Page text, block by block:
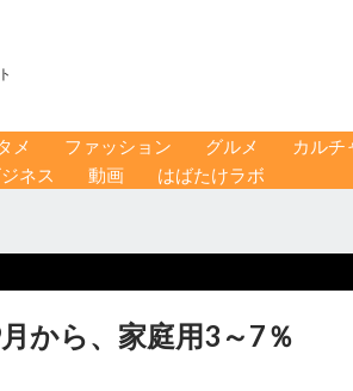
メ ファッション グルメ カルチ
ネス 動画 はばたけラボ
から、家庭用3～7％